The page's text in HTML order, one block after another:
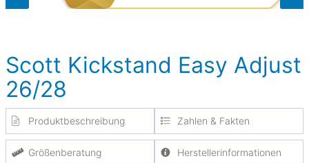
Scott Kickstand Easy Adjust
26/28
Produktbeschreibung Zahlen & Fakten
Größenberatung Herstellerinformationen